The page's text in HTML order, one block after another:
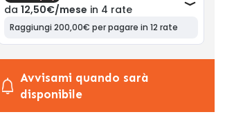
Avvisami quando sarà
disponibile